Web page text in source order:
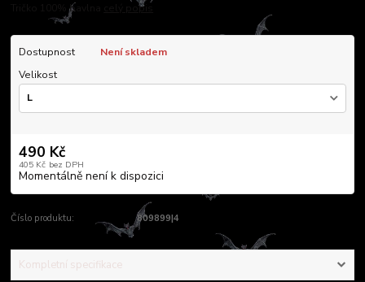
Tričko 100% bavlna celý popis
Dostupnost
Není skladem
Velikost
490 Kč
405 Kč bez DPH
Momentálně není k dispozici
Číslo produktu: 809899|4
Kompletní specifikace